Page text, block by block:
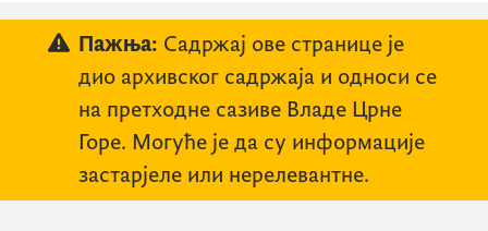
Пажња: Садржај ове странице је
дио архивског садржаја и односи се
на претходне сазиве Владе Црне
Горе. Могуће је да су информације
застарјеле или нерелевантне.